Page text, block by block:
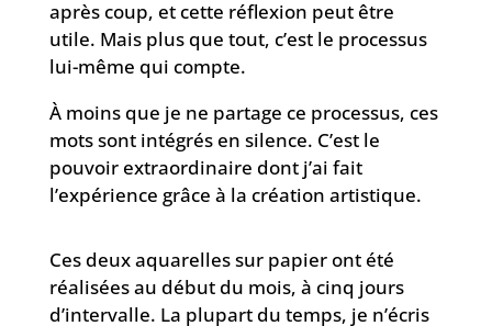
après coup, et cette réflexion peut être
utile. Mais plus que tout, c’est le processus
lui-même qui compte.
À moins que je ne partage ce processus, ces
mots sont intégrés en silence. C’est le
pouvoir extraordinaire dont j’ai fait
l’expérience grâce à la création artistique.
Ces deux aquarelles sur papier ont été
réalisées au début du mois, à cinq jours
d’intervalle. La plupart du temps, je n’écris